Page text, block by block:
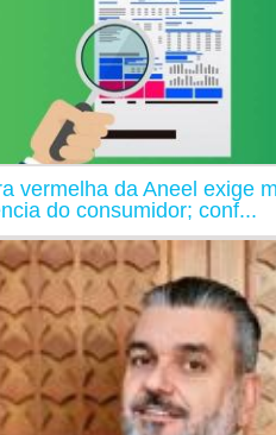
vermelha da Aneel exige
do consumidor; conf...